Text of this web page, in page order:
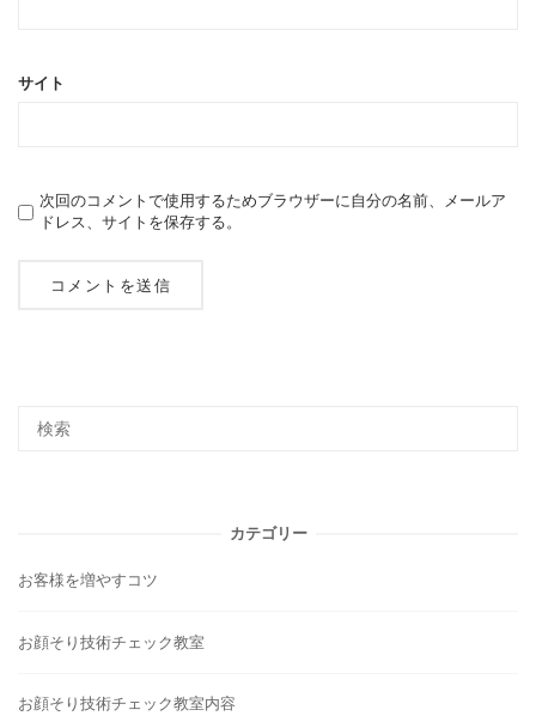
サイト
次回のコメントで使用するためブラウザーに自分の名前、メールア
ドレス、サイトを保存する。
カテゴリー
お客様を増やすコツ
お顔そり技術チェック教室
お顔そり技術チェック教室内容